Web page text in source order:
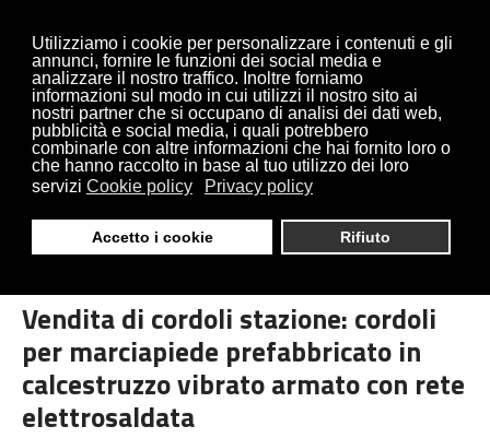
Utilizziamo i cookie per personalizzare i contenuti e gli
annunci, fornire le funzioni dei social media e
analizzare il nostro traffico. Inoltre forniamo
informazioni sul modo in cui utilizzi il nostro sito ai
nostri partner che si occupano di analisi dei dati web,
pubblicità e social media, i quali potrebbero
combinarle con altre informazioni che hai fornito loro o
che hanno raccolto in base al tuo utilizzo dei loro
servizi Cookie policy Privacy policy
Accetto i cookie Rifiuto
VENDITA CORDOLI
MARCIAPIEDE DI
STAZIONE
Vendita di cordoli stazione: cordoli
per marciapiede prefabbricato in
calcestruzzo vibrato armato con rete
elettrosaldata